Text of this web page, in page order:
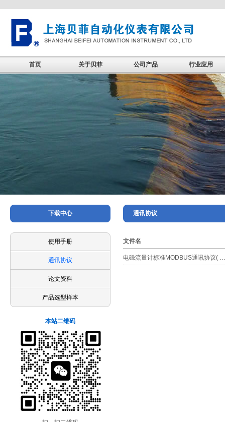
首页 关于贝菲 公司产品 行业应用
下载中心
使用手册
通讯协议
论文资料
产品选型样本
本站二维码
通讯协议
文件名
电磁流量计标准MODBUS通讯协议( …